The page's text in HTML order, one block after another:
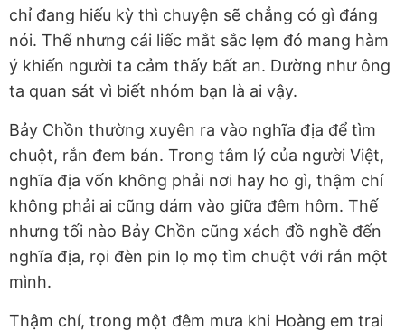
chỉ đang hiếu kỳ thì chuyện sẽ chẳng có gì đáng
nói. Thế nhưng cái liếc mắt sắc lẹm đó mang hàm
ý khiến người ta cảm thấy bất an. Dường như ông
ta quan sát vì biết nhóm bạn là ai vậy.
Bảy Chồn thường xuyên ra vào nghĩa địa để tìm
chuột, rắn đem bán. Trong tâm lý của người Việt,
nghĩa địa vốn không phải nơi hay ho gì, thậm chí
không phải ai cũng dám vào giữa đêm hôm. Thế
nhưng tối nào Bảy Chồn cũng xách đồ nghề đến
nghĩa địa, rọi đèn pin lọ mọ tìm chuột với rắn một
mình.
Thậm chí, trong một đêm mưa khi Hoàng em trai